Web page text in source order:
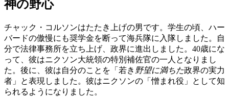
神の野心
チャック・コルソンはたたき上げの男です。学生の頃、ハー
バードの傲慢にも奨学金を断って海兵隊に入隊しました。自
分で法律事務所を立ち上げ、政界に進出しました。40歳にな
って、彼はニクソン大統領の特別補佐官の一人となりまし
た。後に、彼は自分のことを「若き 野望に満ちた政界の実力
者」と表現しました。彼はニクソンの「憎まれ役」として知
られるようになりました。